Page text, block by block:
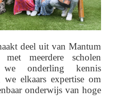
deel uit van Mantum
meerdere scholen
we onderling kennis
elkaars expertise om
onderwijs van hoge